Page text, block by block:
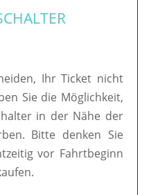
Ihr Ticket nicht
Sie die Möglichkeit,
in der Nähe der
Bitte denken Sie
vor Fahrtbeginn